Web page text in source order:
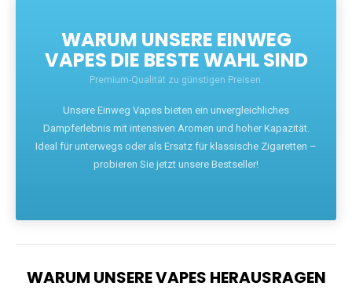
WARUM UNSERE EINWEG
VAPES DIE BESTE WAHL SIND
Premium-Qualität zu günstigen Preisen.
Unsere Einweg Vapes bieten ein unvergleichliches
Dampferlebnis mit intensiven Aromen und hoher Kapazität.
Ideal für unterwegs oder als Ersatz für klassische Zigaretten –
probieren Sie jetzt unsere Bestseller!
WARUM UNSERE VAPES HERAUSRAGEN